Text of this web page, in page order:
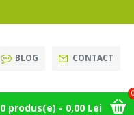
BLOG CONTACT
0 produs(e) - 0,00 Lei